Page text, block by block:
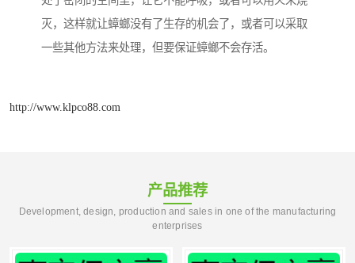
灭，这样就让蟑螂没有了生存的机会了，或者可以采取
一些其他方法来处理，但要保证蟑螂不会存活。
http://www.klpco88.com
产品推荐
Development, design, production and sales in one of the manufacturing
enterprises